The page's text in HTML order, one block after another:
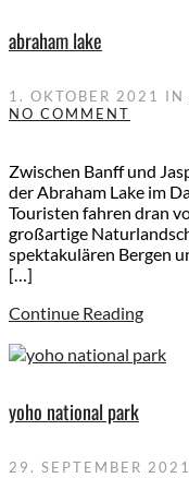
abraham lake
1. OKTOBER 2021 IN
NO COMMENT
Zwischen Banff und
der Abraham Lake im
Touristen fahren dran
großartige
spektakulären Bergen
[…]
Continue Reading
yoho national park
29. SEPTEMBER 2021